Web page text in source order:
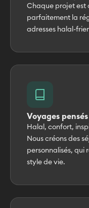
Chaque projet est
parfaitement la
adresses halal-
Voyages
Halal, confort,
Nous créons des
personnalisés, qui
style de vie.